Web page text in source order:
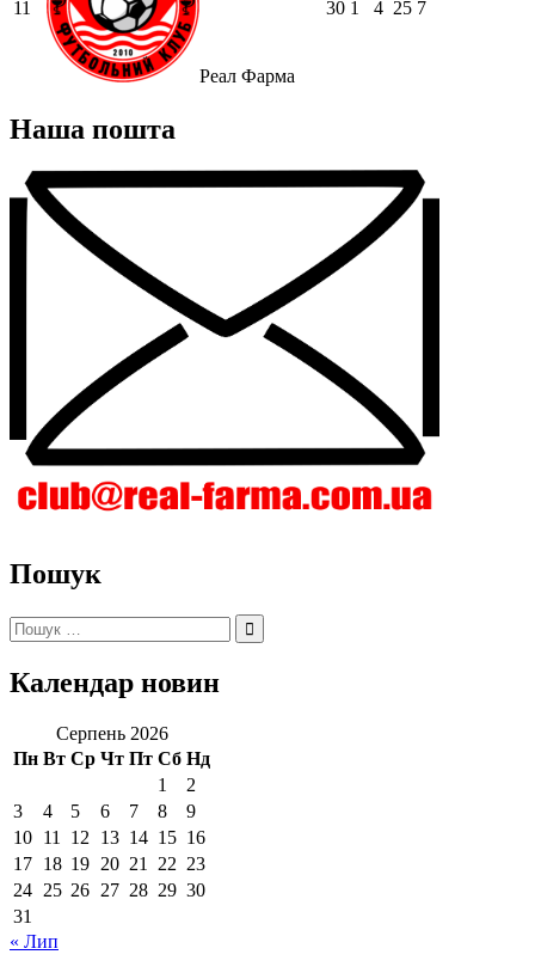
11
Реал Фарма
30 1 4 25 7
Наша пошта
Пошук
Пошук:
Календар новин
Серпень 2026
Пн Вт Ср Чт Пт Сб Нд
1
2
3
4 5 6 7 8
9
10 11 12 13 14 15 16
17 18 19 20 21 22 23
24 25 26 27 28 29 30
31
« Лип